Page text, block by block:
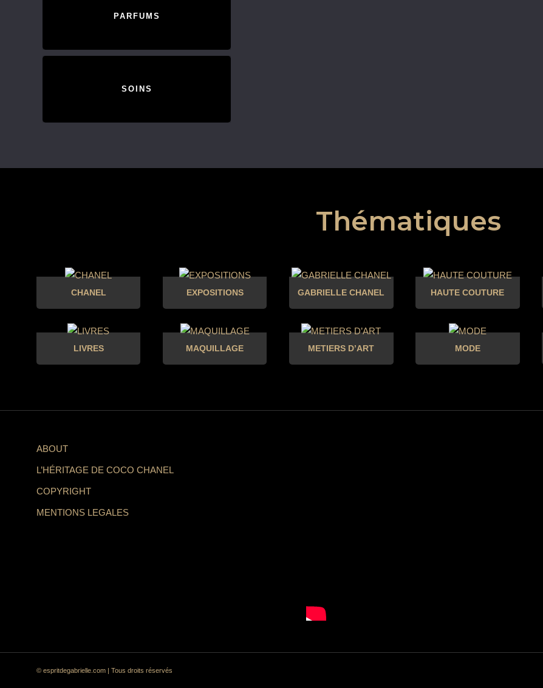
PARFUMS
SOINS
Thématiques
CHANEL EXPOSITIONS GABRIELLE CHANEL HAUTE COUTURE
LIVRES MAQUILLAGE METIERS D’ART MODE
ABOUT
L’HÉRITAGE DE COCO CHANEL
COPYRIGHT
MENTIONS LEGALES
© espritdegabrielle.com | Tous droits réservés